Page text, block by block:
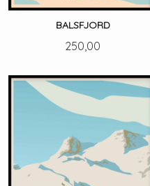
BALSFJORD
Pris
250,00
LES MER